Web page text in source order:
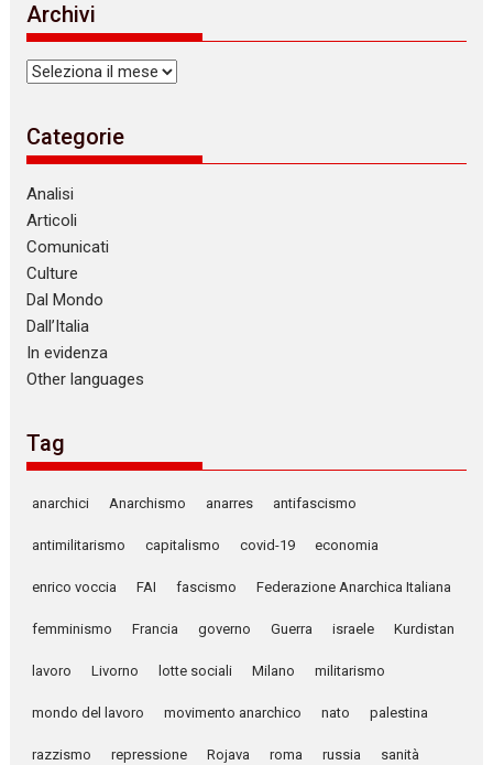
Archivi
Archivi
Categorie
Analisi
Articoli
Comunicati
Culture
Dal Mondo
Dall’Italia
In evidenza
Other languages
Tag
anarchici Anarchismo anarres antifascismo
antimilitarismo capitalismo covid-19 economia
enrico voccia FAI fascismo Federazione Anarchica Italiana
femminismo Francia governo Guerra israele Kurdistan
lavoro Livorno lotte sociali Milano militarismo
mondo del lavoro movimento anarchico nato palestina
razzismo repressione Rojava roma russia sanità